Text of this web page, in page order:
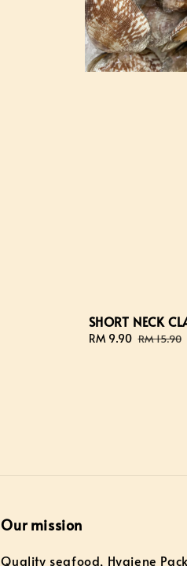
SHORT NECK
Sale
RM 9.90 Regular
RM 15.90
Our mission
Quality seafood, Hygiene